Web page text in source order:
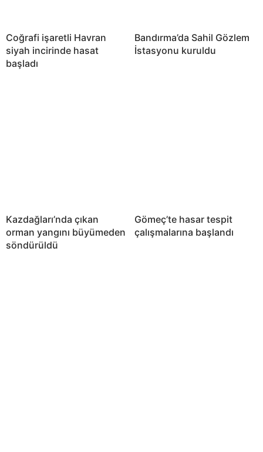
Coğrafi işaretli Havran
siyah incirinde hasat
başladı
Bandırma’da Sahil Gözlem
İstasyonu kuruldu
Kazdağları’nda çıkan
orman yangını büyümeden
söndürüldü
Gömeç’te hasar tespit
çalışmalarına başlandı